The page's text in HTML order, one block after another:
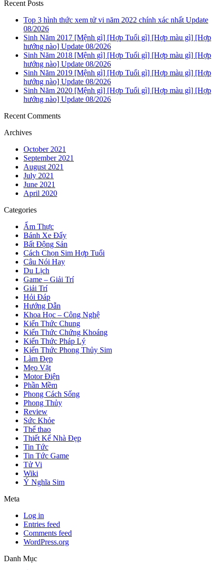
Recent Posts
Top 3 hình thức xem tử vi năm 2022 chính xác nhất Update
08/2026
Sinh Năm 2017 [Mệnh gì] [Hợp Tuổi gì] [Hợp màu gì] [Hợp
hướng nào] Update 08/2026
Sinh Năm 2018 [Mệnh gì] [Hợp Tuổi gì] [Hợp màu gì] [Hợp
hướng nào] Update 08/2026
Sinh Năm 2019 [Mệnh gì] [Hợp Tuổi gì] [Hợp màu gì] [Hợp
hướng nào] Update 08/2026
Sinh Năm 2020 [Mệnh gì] [Hợp Tuổi gì] [Hợp màu gì] [Hợp
hướng nào] Update 08/2026
Recent Comments
Archives
October 2021
September 2021
August 2021
July 2021
June 2021
April 2020
Categories
Ẩm Thực
Bánh Xe Đẩy
Bất Động Sản
Cách Chọn Sim Hợp Tuổi
Câu Nói Hay
Du Lịch
Game – Giải Trí
Giải Trí
Hỏi Đáp
Hướng Dẫn
Khoa Học – Công Nghệ
Kiến Thức Chung
Kiến Thức Chứng Khoáng
Kiến Thức Pháp Lý
Kiến Thức Phong Thủy Sim
Làm Đẹp
Mẹo Vặt
Motor Điện
Phần Mềm
Phong Cách Sống
Phong Thủy
Review
Sức Khỏe
Thể thao
Thiết Kế Nhà Đẹp
Tin Tức
Tin Tức Game
Tử Vi
Wiki
Ý Nghĩa Sim
Meta
Log in
Entries feed
Comments feed
WordPress.org
Danh Mục